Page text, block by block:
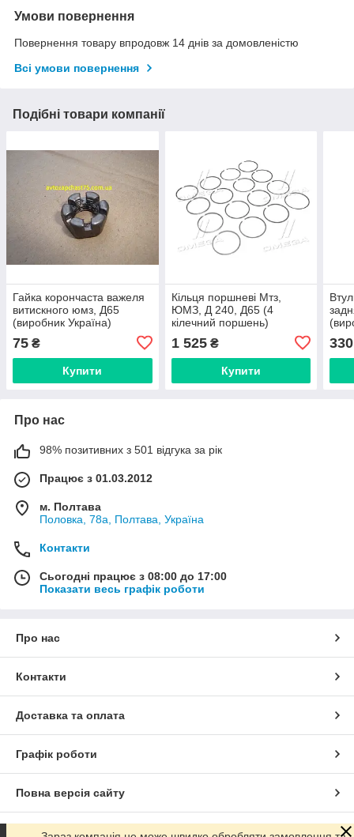
Умови повернення
Повернення товару впродовж 14 днів за домовленістю
Всі умови повернення
Подібні товари компанії
Гайка корончаста важеля
витискного юмз, Д65
(виробник Україна)
75 ₴
Купити
Кільця поршневі Мтз,
ЮМЗ, Д 240, Д65 (4
кілечний поршень)
(виробник Rider)
1 525₴
Купити
330
Про нас
98% позитивних з 501 відгука за рік
Працює з 01.03.2012
м. Полтава
Половка, 78а, Полтава, Україна
Контакти
Сьогодні працює з 08:00 до 17:00
Показати весь графік роботи
Про нас
Контакти
Доставка та оплата
Графік роботи
Повна версія сайту
Сайт створено на маркетплейсі Prom.ua